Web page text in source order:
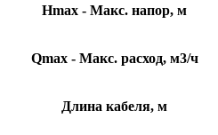
Hmax - Макс. напор, м
Qmax - Макс. расход, м3/ч
Длина кабеля, м